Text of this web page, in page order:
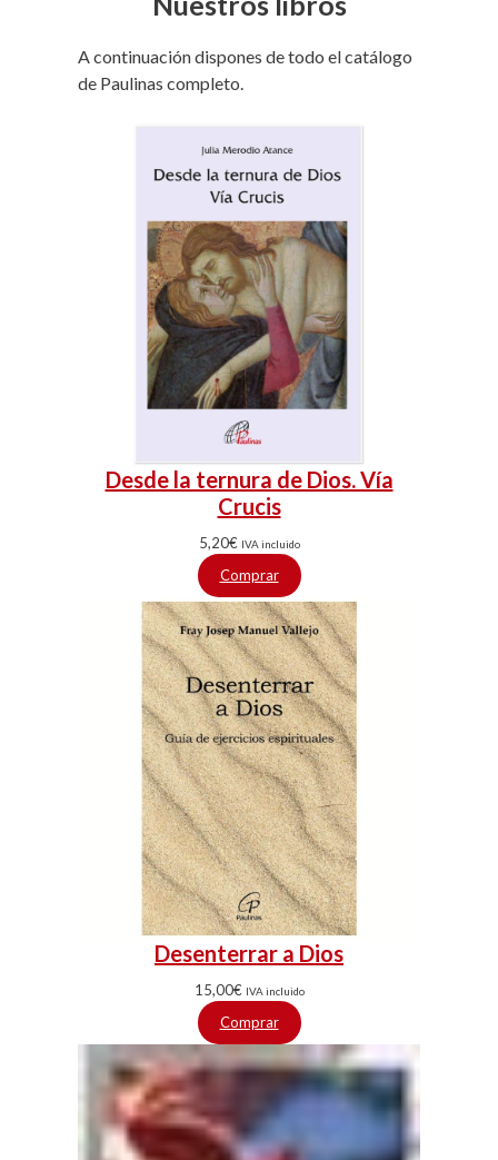
A continuación dispones de todo el catálogo
de Paulinas completo.
Desde la ternura de Dios. Vía
Crucis
5,20€ IVA incluido
Comprar
Desenterrar a Dios
15,00€ IVA incluido
Comprar